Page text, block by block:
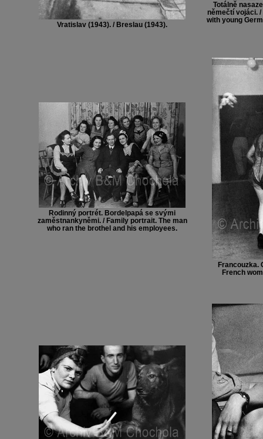
Vratislav (1943). / Breslau (1943).
Totálně
němečtí vojáci.
with young
Rodinný portrét. Bordelpapá se svými
zaměstnankyněmi. / Family portrait. The man
who ran the brothel and his employees.
Francouzka.
French